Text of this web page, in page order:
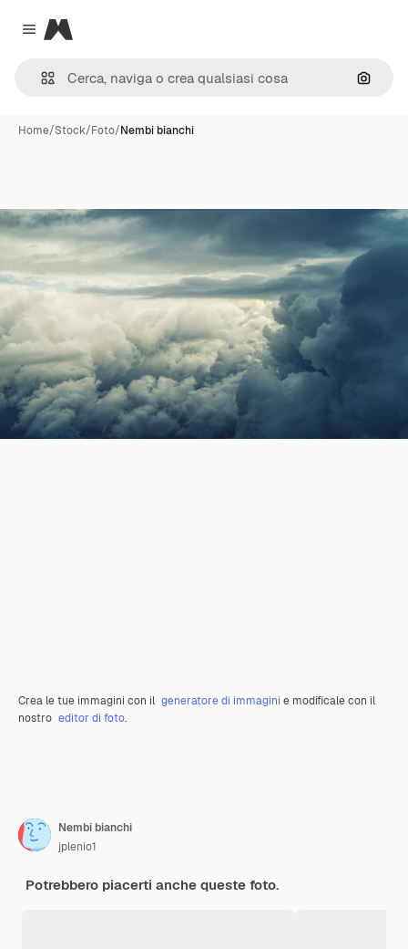
Close menu
Magnific
Cerca
Home/Stock/Foto/Nembi bianchi
Crea le tue immagini con il generatore di immagini e modificale con il
nostro editor di foto.
Nembi bianchi
jplenio1
Potrebbero piacerti anche queste foto.